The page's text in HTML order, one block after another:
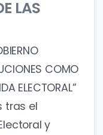
LAS
COMO
ELECTORAL”
tras el
y